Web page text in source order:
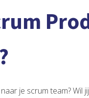
je scrum team? Wil